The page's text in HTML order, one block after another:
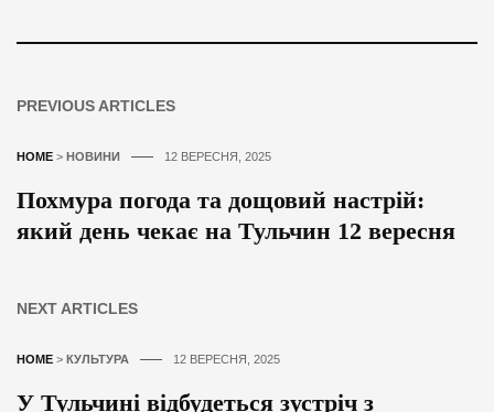
PREVIOUS ARTICLES
HOME > НОВИНИ 12 ВЕРЕСНЯ, 2025
Похмура погода та дощовий настрій:
який день чекає на Тульчин 12 вересня
NEXT ARTICLES
HOME > КУЛЬТУРА 12 ВЕРЕСНЯ, 2025
У Тульчині відбудеться зустріч з